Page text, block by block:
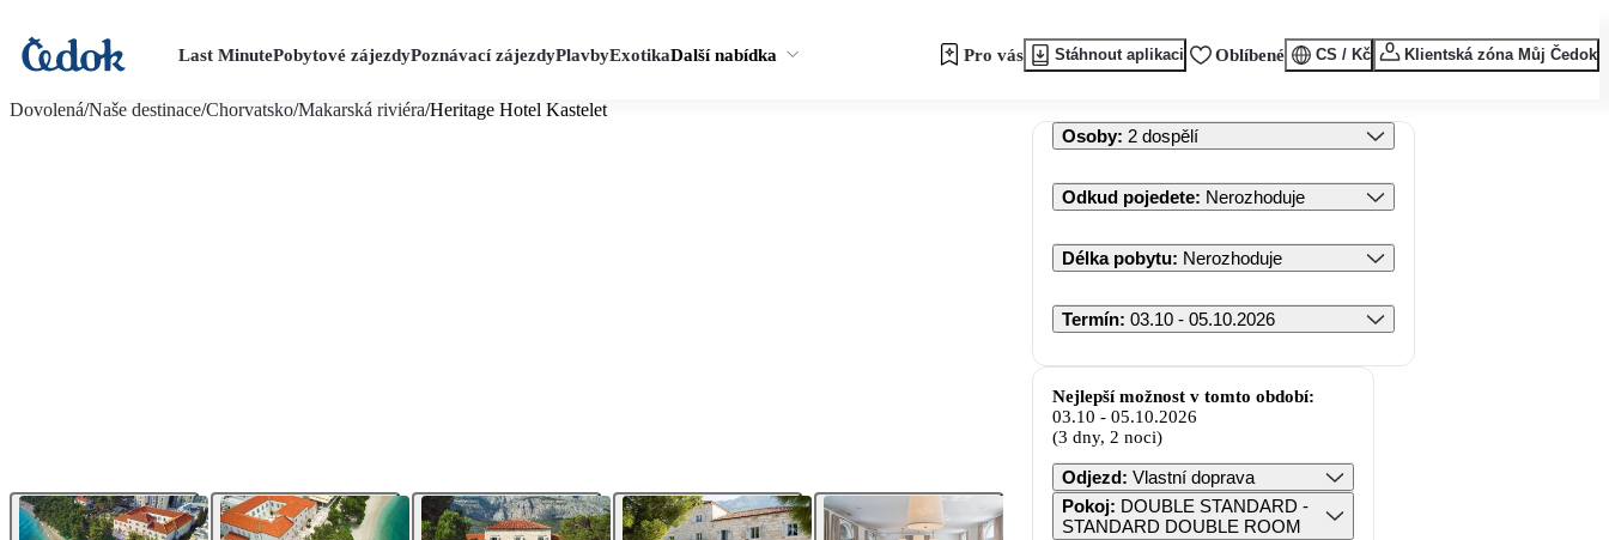
Last MinutePobytové zájezdyPoznávací zájezdyPlavbyExotikaDalší nabídka Pro vás Stáhnout aplikaci Oblíbené CS / Kč Klientská zóna Můj Čedok
Dovolená/Naše destinace/Chorvatsko/Makarská riviéra/Heritage Hotel Kastelet
Osoby: 2 dospělí
Odkud pojedete: Nerozhoduje
Délka pobytu: Nerozhoduje
Termín: 03.10 - 05.10.2026
Nejlepší možnost v tomto období:
03.10 - 05.10.2026
(3 dny, 2 noci)
Odjezd: Vlastní doprava
Pokoj: DOUBLE STANDARD -
STANDARD DOUBLE ROOM